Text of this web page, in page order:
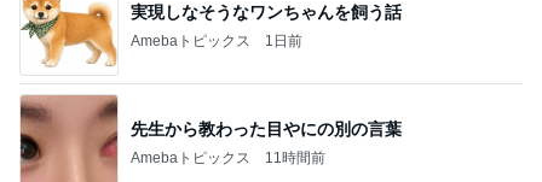
実現しなそうなワンちゃんを飼う話
Amebaトピックス 1日前
先生から教わった目やにの別の言葉
Amebaトピックス 11時間前